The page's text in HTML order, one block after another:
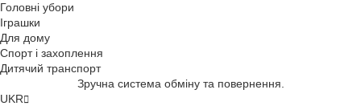
Головні убори
Іграшки
Для дому
Спорт і захоплення
Дитячий транспорт
Оформити замовлення просто і безпечно.
UKR